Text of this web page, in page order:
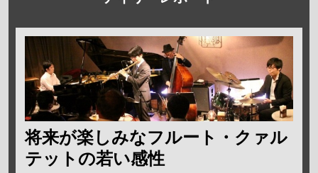
将来が楽しみなフルート・クァル
テットの若い感性